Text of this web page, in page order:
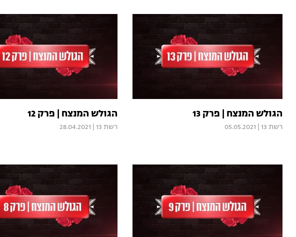
הגולש המנצח | פרק 13
רשת 13 05.05.2021
הגולש המנצח | פרק 12
רשת 13 28.04.2021